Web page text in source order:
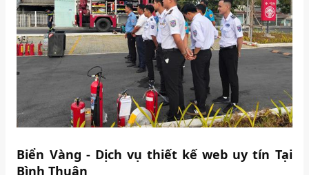
Biển Vàng - Dịch vụ thiết kế web uy tín Tại
Bình Thuận